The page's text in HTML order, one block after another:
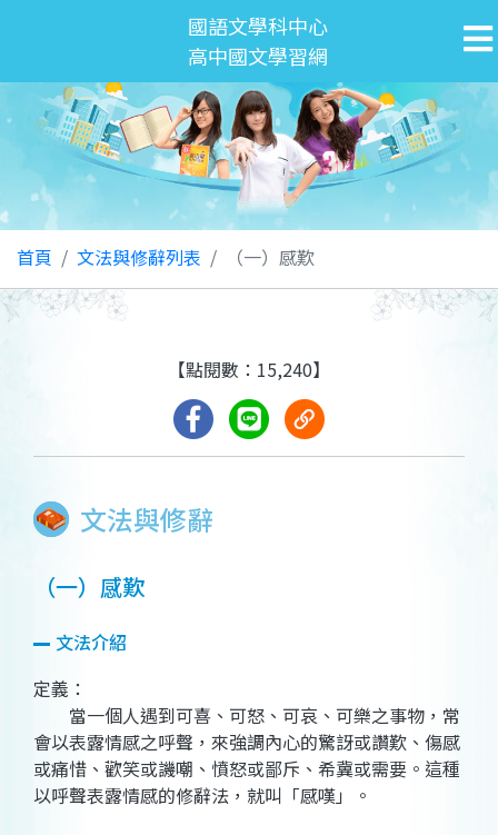
國語文學科中心
高中國文學習網
首頁 文法與修辭列表 （一）感歎
文法與修辭
【點閱數：15,240】
（一）感歎
文法介紹
定義：
當一個人遇到可喜、可怒、可哀、可樂之事物，常
會以表露情感之呼聲，來強調內心的驚訝或讚歎、傷感
或痛惜、歡笑或譏嘲、憤怒或鄙斥、希冀或需要。這種
以呼聲表露情感的修辭法，就叫「感嘆」。